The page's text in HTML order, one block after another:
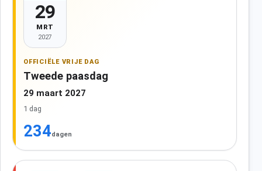
29
MRT
2027
OFFICIËLE VRIJE DAG
Tweede paasdag
29 maart 2027
1 dag
234dagen